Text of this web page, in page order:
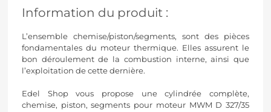
Information du produit :
L’ensemble chemise/piston/segments, sont des pièces
fondamentales du moteur thermique. Elles assurent le
bon déroulement de la combustion interne, ainsi que
l’exploitation de cette dernière.
Edel Shop vous propose une cylindrée complète,
chemise, piston, segments pour moteur MWM D 327/35